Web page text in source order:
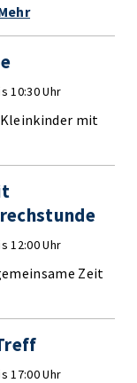
10:30 Uhr
mit
12:00 Uhr
Zeit
17:00 Uhr